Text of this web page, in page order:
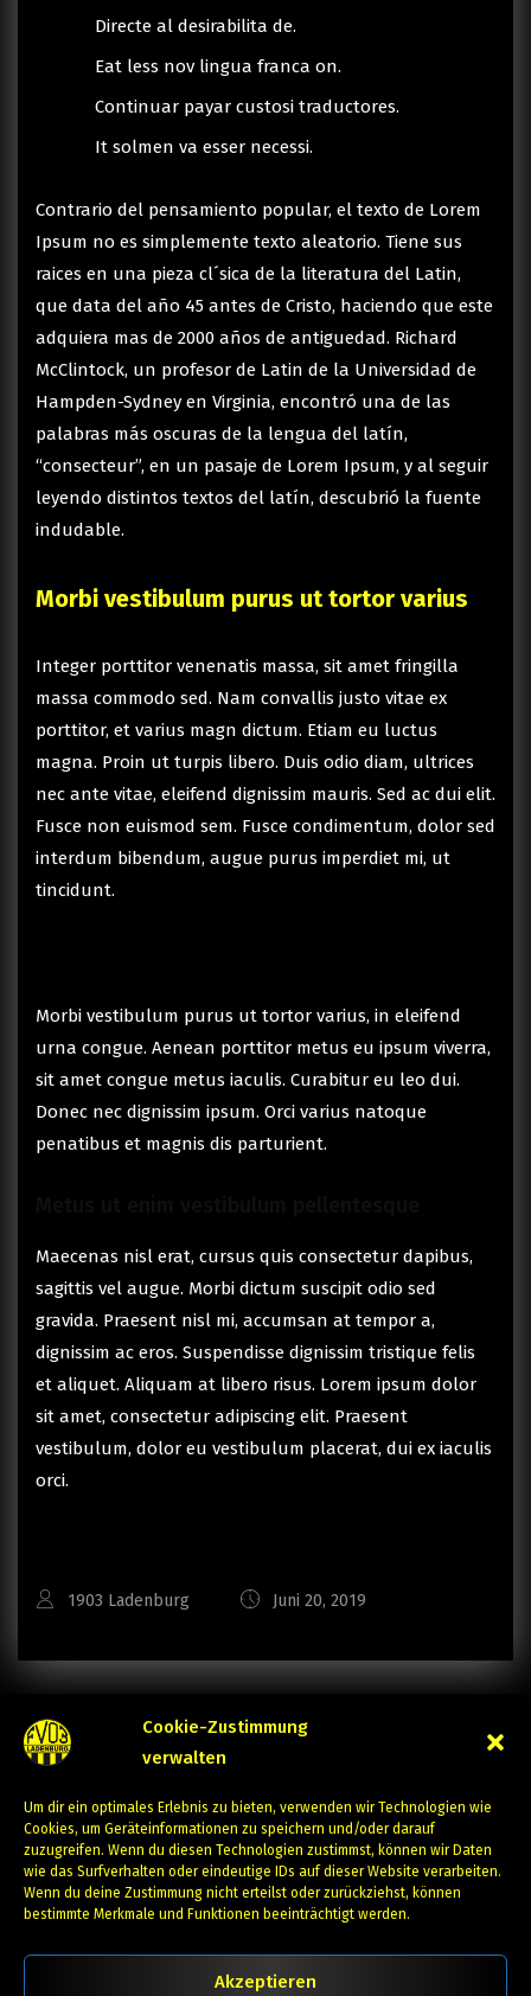
Cookie-Zustimmung
verwalten
Um dir ein optimales Erlebnis zu bieten, verwenden wir Technologien wie
Cookies, um Geräteinformationen zu speichern und/oder darauf
zuzugreifen. Wenn du diesen Technologien zustimmst, können wir Daten
wie das Surfverhalten oder eindeutige IDs auf dieser Website verarbeiten.
Wenn du deine Zustimmung nicht erteilst oder zurückziehst, können
bestimmte Merkmale und Funktionen beeinträchtigt werden.
Akzeptieren
Directe al desirabilita de.
Eat less nov lingua franca on.
Continuar payar custosi traductores.
It solmen va esser necessi.
Contrario del pensamiento popular, el texto de Lorem
Ipsum no es simplemente texto aleatorio. Tiene sus
raices en una pieza cl´sica de la literatura del Latin,
que data del año 45 antes de Cristo, haciendo que este
adquiera mas de 2000 años de antiguedad. Richard
McClintock, un profesor de Latin de la Universidad de
Hampden-Sydney en Virginia, encontró una de las
palabras más oscuras de la lengua del latín,
“consecteur”, en un pasaje de Lorem Ipsum, y al seguir
leyendo distintos textos del latín, descubrió la fuente
indudable.
Morbi vestibulum purus ut tortor varius
Integer porttitor venenatis massa, sit amet fringilla
massa commodo sed. Nam convallis justo vitae ex
porttitor, et varius magn dictum. Etiam eu luctus
magna. Proin ut turpis libero. Duis odio diam, ultrices
nec ante vitae, eleifend dignissim mauris. Sed ac dui elit.
Fusce non euismod sem. Fusce condimentum, dolor sed
interdum bibendum, augue purus imperdiet mi, ut
tincidunt.
Morbi vestibulum purus ut tortor varius, in eleifend
urna congue. Aenean porttitor metus eu ipsum viverra,
sit amet congue metus iaculis. Curabitur eu leo dui.
Donec nec dignissim ipsum. Orci varius natoque
penatibus et magnis dis parturient.
Maecenas nisl erat, cursus quis consectetur dapibus,
sagittis vel augue. Morbi dictum suscipit odio sed
gravida. Praesent nisl mi, accumsan at tempor a,
dignissim ac eros. Suspendisse dignissim tristique felis
et aliquet. Aliquam at libero risus. Lorem ipsum dolor
sit amet, consectetur adipiscing elit. Praesent
vestibulum, dolor eu vestibulum placerat, dui ex iaculis
orci.
1903 Ladenburg Juni 20, 2019
PREVIOUS